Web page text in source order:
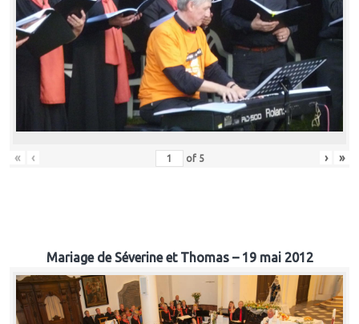
« ‹ of 5 › »
Mariage de Séverine et Thomas – 19 mai 2012